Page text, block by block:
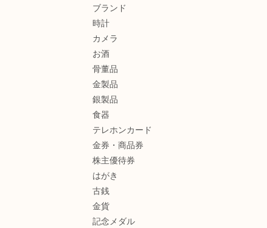
ブランド
時計
カメラ
お酒
骨董品
金製品
銀製品
食器
テレホンカード
金券・商品券
株主優待券
はがき
古銭
金貨
記念メダル